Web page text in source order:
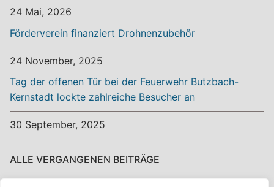
24 Mai, 2026
Förderverein finanziert Drohnenzubehör
24 November, 2025
Tag der offenen Tür bei der Feuerwehr Butzbach-
Kernstadt lockte zahlreiche Besucher an
30 September, 2025
ALLE VERGANGENEN BEITRÄGE